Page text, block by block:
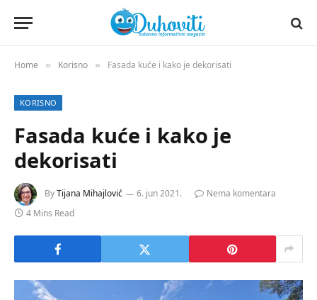
Home » Korisno » Fasada kuće i kako je dekorisati
KORISNO
Fasada kuće i kako je
dekorisati
ByTijana Mihajlović 6. jun 2021.
Nema komentara
4 Mins Read